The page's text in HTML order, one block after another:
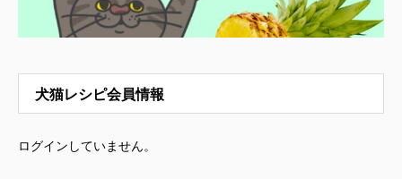
犬猫レシピ会員情報
ログインしていません。